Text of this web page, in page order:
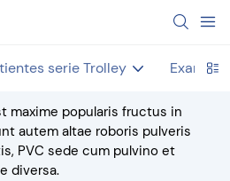
serie Trolley Examen
maxime popularis fructus in
autem altae roboris pulveris
PVC sede cum pulvino et
diversa.